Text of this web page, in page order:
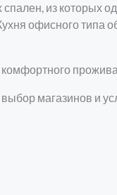
из которых
офисного типа
магазинов и